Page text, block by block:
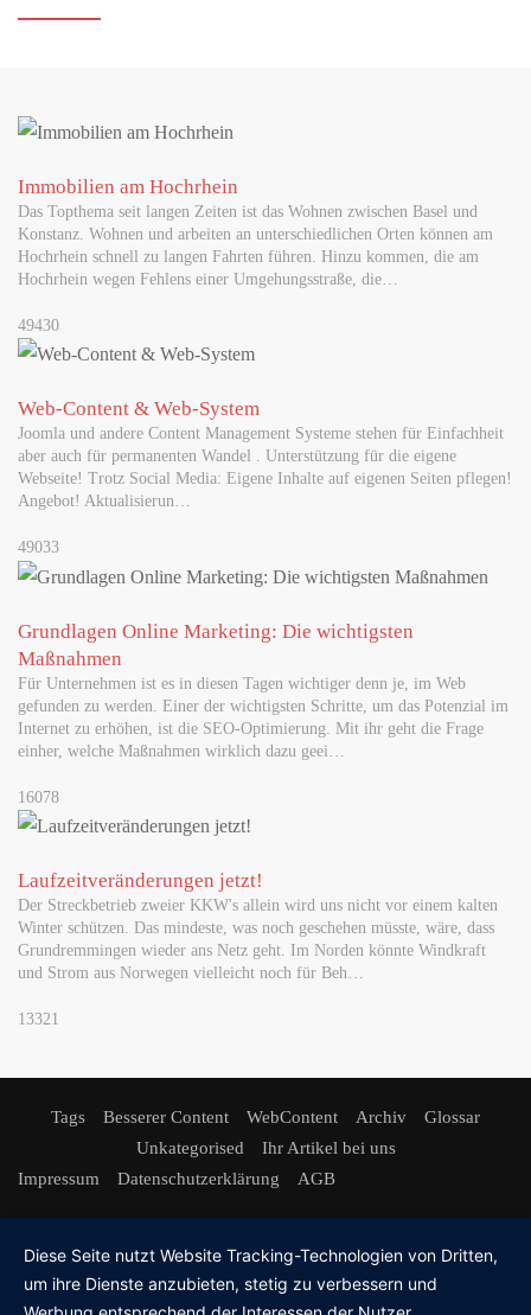
Immobilien am Hochrhein
Das Topthema seit langen Zeiten ist das Wohnen zwischen Basel und
Konstanz. Wohnen und arbeiten an unterschiedlichen Orten können am
Hochrhein schnell zu langen Fahrten führen. Hinzu kommen, die am
Hochrhein wegen Fehlens einer Umgehungsstraße, die…
49430
Web-Content & Web-System
Joomla und andere Content Management Systeme stehen für Einfachheit
aber auch für permanenten Wandel . Unterstützung für die eigene
Webseite! Trotz Social Media: Eigene Inhalte auf eigenen Seiten pflegen!
Angebot! Aktualisierun…
49033
Grundlagen Online Marketing: Die wichtigsten
Maßnahmen
Für Unternehmen ist es in diesen Tagen wichtiger denn je, im Web
gefunden zu werden. Einer der wichtigsten Schritte, um das Potenzial im
Internet zu erhöhen, ist die SEO-Optimierung. Mit ihr geht die Frage
einher, welche Maßnahmen wirklich dazu geei…
16078
Laufzeitveränderungen jetzt!
Der Streckbetrieb zweier KKW's allein wird uns nicht vor einem kalten
Winter schützen. Das mindeste, was noch geschehen müsste, wäre, dass
Grundremmingen wieder ans Netz geht. Im Norden könnte Windkraft
und Strom aus Norwegen vielleicht noch für Beh…
13321
Tags Besserer Content WebContent Archiv
Glossar
Unkategorised
Ihr Artikel bei uns
Impressum
Datenschutzerklärung AGB
Diese Seite nutzt Website Tracking-Technologien von Dritten,
um ihre Dienste anzubieten, stetig zu verbessern und